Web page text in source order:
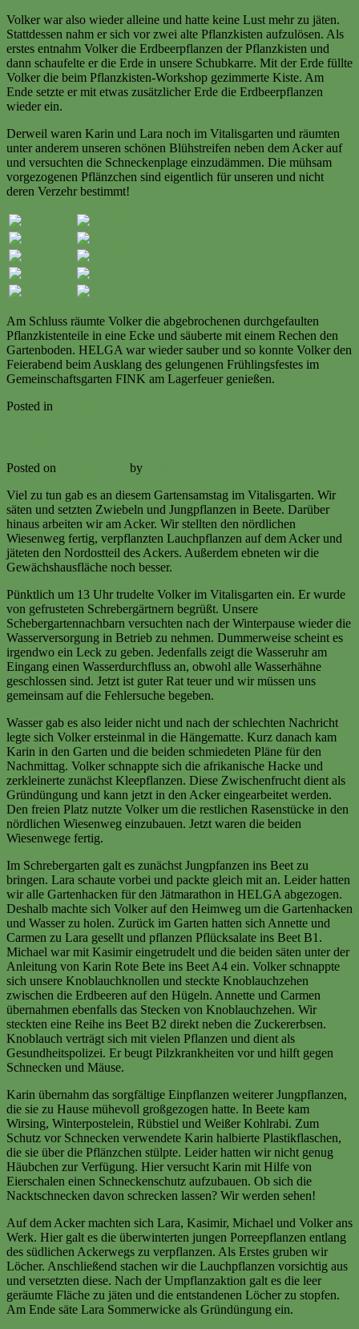
Volker war also wieder alleine und hatte keine Lust mehr zu jäten.
Stattdessen nahm er sich vor zwei alte Pflanzkisten aufzulösen. Als
erstes entnahm Volker die Erdbeerpflanzen der Pflanzkisten und
dann schaufelte er die Erde in unsere Schubkarre. Mit der Erde füllte
Volker die beim Pflanzkisten-Workshop gezimmerte Kiste. Am
Ende setzte er mit etwas zusätzlicher Erde die Erdbeerpflanzen
wieder ein.
Derweil waren Karin und Lara noch im Vitalisgarten und räumten
unter anderem unseren schönen Blühstreifen neben dem Acker auf
und versuchten die Schneckenplage einzudämmen. Die mühsam
vorgezogenen Pflänzchen sind eigentlich für unseren und nicht
deren Verzehr bestimmt!
Am Schluss räumte Volker die abgebrochenen durchgefaulten
Pflanzkistenteile in eine Ecke und säuberte mit einem Rechen den
Gartenboden. HELGA war wieder sauber und so konnte Volker den
Feierabend beim Ausklang des gelungenen Frühlingsfestes im
Gemeinschaftsgarten FINK am Lagerfeuer genießen.
Posted in
Posted on by
Viel zu tun gab es an diesem Gartensamstag im Vitalisgarten. Wir
säten und setzten Zwiebeln und Jungpflanzen in Beete. Darüber
hinaus arbeiten wir am Acker. Wir stellten den nördlichen
Wiesenweg fertig, verpflanzten Lauchpflanzen auf dem Acker und
jäteten den Nordostteil des Ackers. Außerdem ebneten wir die
Gewächshausfläche noch besser.
Pünktlich um 13 Uhr trudelte Volker im Vitalisgarten ein. Er wurde
von gefrusteten Schrebergärtnern begrüßt. Unsere
Schebergartennachbarn versuchten nach der Winterpause wieder die
Wasserversorgung in Betrieb zu nehmen. Dummerweise scheint es
irgendwo ein Leck zu geben. Jedenfalls zeigt die Wasseruhr am
Eingang einen Wasserdurchfluss an, obwohl alle Wasserhähne
geschlossen sind. Jetzt ist guter Rat teuer und wir müssen uns
gemeinsam auf die Fehlersuche begeben.
Wasser gab es also leider nicht und nach der schlechten Nachricht
legte sich Volker ersteinmal in die Hängematte. Kurz danach kam
Karin in den Garten und die beiden schmiedeten Pläne für den
Nachmittag. Volker schnappte sich die afrikanische Hacke und
zerkleinerte zunächst Kleepflanzen. Diese Zwischenfrucht dient als
Gründüngung und kann jetzt in den Acker eingearbeitet werden.
Den freien Platz nutzte Volker um die restlichen Rasenstücke in den
nördlichen Wiesenweg einzubauen. Jetzt waren die beiden
Wiesenwege fertig.
Im Schrebergarten galt es zunächst Jungpfanzen ins Beet zu
bringen. Lara schaute vorbei und packte gleich mit an. Leider hatten
wir alle Gartenhacken für den Jätmarathon in HELGA abgezogen.
Deshalb machte sich Volker auf den Heimweg um die Gartenhacken
und Wasser zu holen. Zurück im Garten hatten sich Annette und
Carmen zu Lara gesellt und pflanzen Pflücksalate ins Beet B1.
Michael war mit Kasimir eingetrudelt und die beiden säten unter der
Anleitung von Karin Rote Bete ins Beet A4 ein. Volker schnappte
sich unsere Knoblauchknollen und steckte Knoblauchzehen
zwischen die Erdbeeren auf den Hügeln. Annette und Carmen
übernahmen ebenfalls das Stecken von Knoblauchzehen. Wir
steckten eine Reihe ins Beet B2 direkt neben die Zuckererbsen.
Knoblauch verträgt sich mit vielen Pflanzen und dient als
Gesundheitspolizei. Er beugt Pilzkrankheiten vor und hilft gegen
Schnecken und Mäuse.
Karin übernahm das sorgfältige Einpflanzen weiterer Jungpflanzen,
die sie zu Hause mühevoll großgezogen hatte. In Beete kam
Wirsing, Winterpostelein, Rübstiel und Weißer Kohlrabi. Zum
Schutz vor Schnecken verwendete Karin halbierte Plastikflaschen,
die sie über die Pflänzchen stülpte. Leider hatten wir nicht genug
Häubchen zur Verfügung. Hier versucht Karin mit Hilfe von
Eierschalen einen Schneckenschutz aufzubauen. Ob sich die
Nacktschnecken davon schrecken lassen? Wir werden sehen!
Auf dem Acker machten sich Lara, Kasimir, Michael und Volker ans
Werk. Hier galt es die überwinterten jungen Porreepflanzen entlang
des südlichen Ackerwegs zu verpflanzen. Als Erstes gruben wir
Löcher. Anschließend stachen wir die Lauchpflanzen vorsichtig aus
und versetzten diese. Nach der Umpflanzaktion galt es die leer
geräumte Fläche zu jäten und die entstandenen Löcher zu stopfen.
Am Ende säte Lara Sommerwicke als Gründüngung ein.